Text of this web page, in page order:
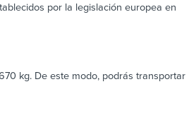
por la legislación europea en
kg. De este modo, podrás transportar